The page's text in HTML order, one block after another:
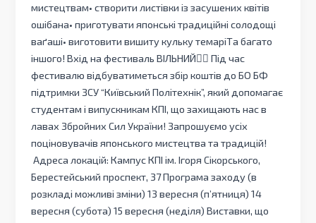
мистецтвам• створити листівки із засушених квітів
ошібана• приготувати японські традиційні солодощі
ваґаші• виготовити вишиту кульку темаріТа багато
іншого! Вхід на фестиваль ВІЛЬНИЙ❤️‍🔥 Під час
фестивалю відбуватиметься збір коштів до БО БФ
підтримки ЗСУ “Київський Політехнік”, який допомагає
студентам і випускникам КПІ, що захищають нас в
лавах Збройних Сил України! Запрошуємо усіх
поціновувачів японського мистецтва та традицій!
Адреса локацій: Кампус КПІ ім. Ігоря Сікорського,
Берестейський проспект, 37 Програма заходу (в
розкладі можливі зміни) 13 вересня (п’ятниця) 14
вересня (субота) 15 вересня (неділя) Виставки, що